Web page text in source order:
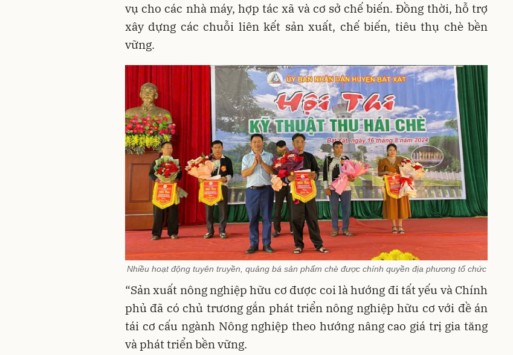
vụ cho các nhà máy, hợp tác xã và cơ sở chế biến. Đồng thời, hỗ trợ
xây dựng các chuỗi liên kết sản xuất, chế biến, tiêu thụ chè bền
vững.
Nhiều hoạt động tuyên truyền, quảng bá sản phẩm chè được chính quyền địa phương tổ chức
“Sản xuất nông nghiệp hữu cơ được coi là hướng đi tất yếu và Chính
phủ đã có chủ trương gắn phát triển nông nghiệp hữu cơ với đề án
tái cơ cấu ngành Nông nghiệp theo hướng nâng cao giá trị gia tăng
và phát triển bền vững.